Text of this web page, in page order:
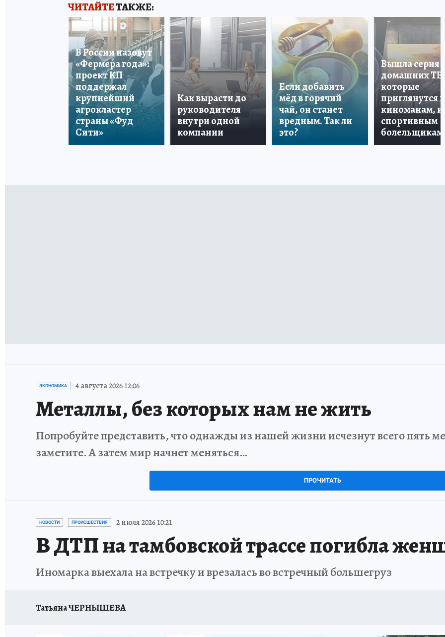
ЧИТАЙТЕТАКЖЕ:
В России назовут
«Фермера года»:
проект КП
поддержал
крупнейший
агрокластер
страны «Фуд
Сити»
Как вырасти до
руководителя
внутри одной
компании
Если добавить
мёд в горячий
чай, он станет
вредным. Так ли
это?
Вышла серия
домашних ТВ,
которые
приглянутся и
киноманам, и
спортивным
болельщикам
ЭКОНОМИКА 4 августа 2026 12:06
Металлы, без которых нам не жить
Попробуйте представить, что однажды из нашей жизни исчезнут всего пять
заметите. А затем мир начнет меняться…
ПРОЧИТАТЬ
НОВОСТИ ПРОИСШЕСТВИЯ 2 июля 2026 10:21
В ДТП на тамбовской трассе погибла
Иномарка выехала на встречку и врезалась во встречный большегруз
Татьяна ЧЕРНЫШЕВА